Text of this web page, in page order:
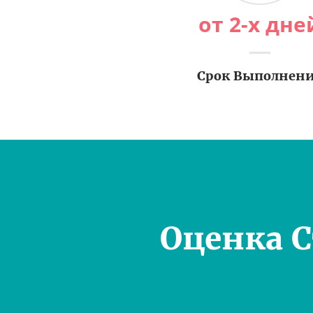
от 2-х
Срок
Оценка